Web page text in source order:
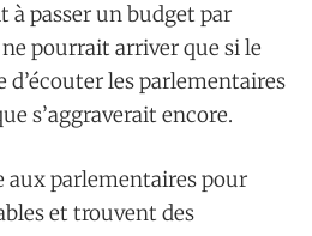
à passer un budget par
pourrait arriver que si le
les parlementaires
s’aggraverait encore.
parlementaires pour
et trouvent des